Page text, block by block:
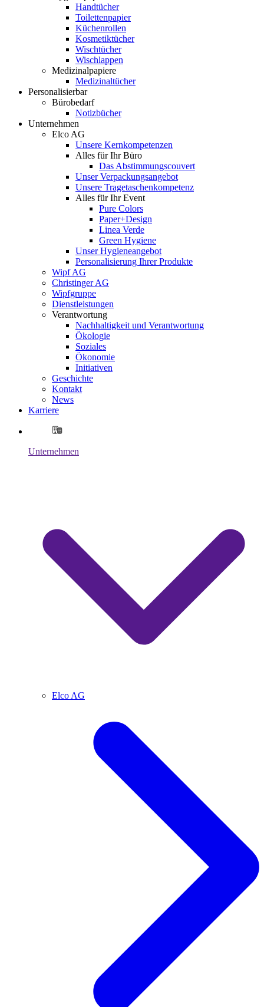
Handtücher
Toilettenpapier
Küchenrollen
Kosmetiktücher
Wischtücher
Wischlappen
Medizinalpapiere
Medizinaltücher
Personalisierbar
Bürobedarf
Notizbücher
Unternehmen
Elco AG
Unsere Kernkompetenzen
Alles für Ihr Büro
Das Abstimmungscouvert
Unser Verpackungsangebot
Unsere Tragetaschenkompetenz
Alles für Ihr Event
Pure Colors
Paper+Design
Linea Verde
Green Hygiene
Unser Hygieneangebot
Personalisierung Ihrer Produkte
Wipf AG
Christinger AG
Wipfgruppe
Dienstleistungen
Verantwortung
Nachhaltigkeit und Verantwortung
Ökologie
Soziales
Ökonomie
Initiativen
Geschichte
Kontakt
News
Karriere
Unternehmen
Elco AG